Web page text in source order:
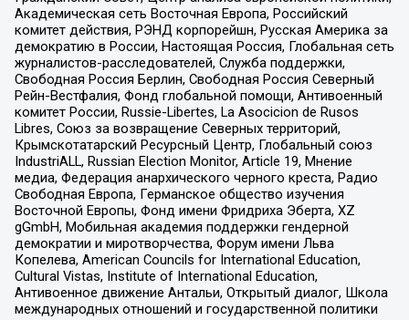
Академическая сеть Восточная Европа, Российский
комитет действия, РЭНД корпорейшн, Русская Америка за
демократию в России, Настоящая Россия, Глобальная сеть
журналистов-расследователей, Служба поддержки,
Свободная Россия Берлин, Свободная Россия Северный
Рейн-Вестфалия, Фонд глобальной помощи, Антивоенный
комитет России, Russie-Libertes, La Asocicion de Rusos
Libres, Союз за возвращение Северных территорий,
Крымскотатарский Ресурсный Центр, Глобальный союз
IndustriALL, Russian Election Monitor, Article 19, Мнение
медиа, Федерация анархического черного креста, Радио
Свободная Европа, Германское общество изучения
Восточной Европы, Фонд имени Фридриха Эберта, XZ
gGmbH, Мобильная академия поддержки гендерной
демократии и миротворчества, Форум имени Льва
Копелева, American Councils for International Education,
Cultural Vistas, Institute of International Education,
Антивоенное движение Антальи, Открытый диалог, Школа
международных отношений и государственной политики